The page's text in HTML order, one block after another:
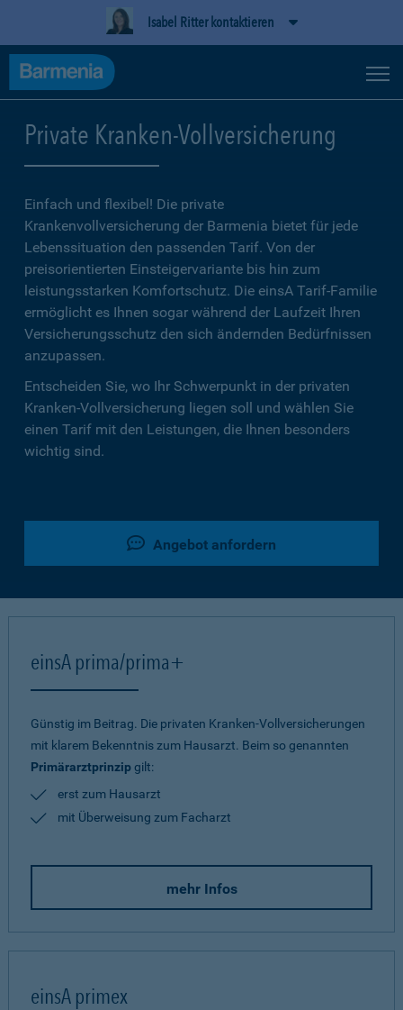
Isabel Ritter kontaktieren
Private Kranken-Vollversicherung
Einfach und flexibel! Die private
Krankenvollversicherung der Barmenia bietet für jede
Lebenssituation den passenden Tarif. Von der
preisorientierten Einsteigervariante bis hin zum
leistungsstarken Komfortschutz. Die einsA Tarif-Familie
ermöglicht es Ihnen sogar während der Laufzeit Ihren
Versicherungsschutz den sich ändernden Bedürfnissen
anzupassen.
Entscheiden Sie, wo Ihr Schwerpunkt in der privaten
Kranken-Vollversicherung liegen soll und wählen Sie
einen Tarif mit den Leistungen, die Ihnen besonders
wichtig sind.
Angebot anfordern
einsA prima/prima+
Günstig im Beitrag. Die privaten Kranken-Vollversicherungen
mit klarem Bekenntnis zum Hausarzt. Beim so genannten
Primärarztprinzipgilt:
erst zum Hausarzt
mit Überweisung zum Facharzt
mehr Infos
einsA primex